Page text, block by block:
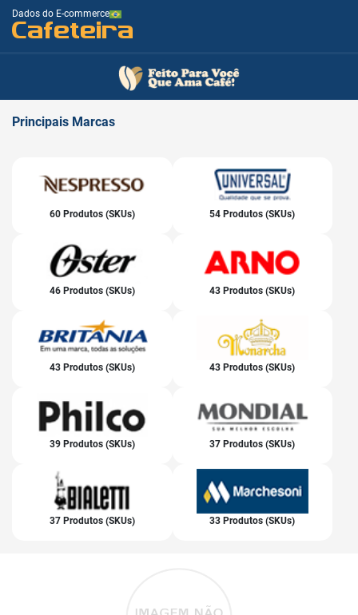
Dados do E-commerce
Cafeteira
Principais Marcas
60 Produtos (SKUs) 54 Produtos (SKUs)
46 Produtos (SKUs) 43 Produtos (SKUs)
43 Produtos (SKUs) 43 Produtos (SKUs)
39 Produtos (SKUs) 37 Produtos (SKUs)
37 Produtos (SKUs) 33 Produtos (SKUs)